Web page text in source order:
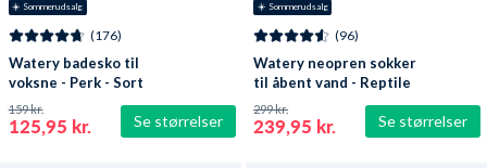
☀️ Sommerudsalg
Se størrelser
(176)
Watery badesko til
voksne - Perk - Sort
125,95 kr.
159 kr.
☀️ Sommerudsalg
Se størrelser
(96)
Watery neopren sokker
til åbent vand - Reptile
(3 mm) - Sort
239,95 kr.
299 kr.